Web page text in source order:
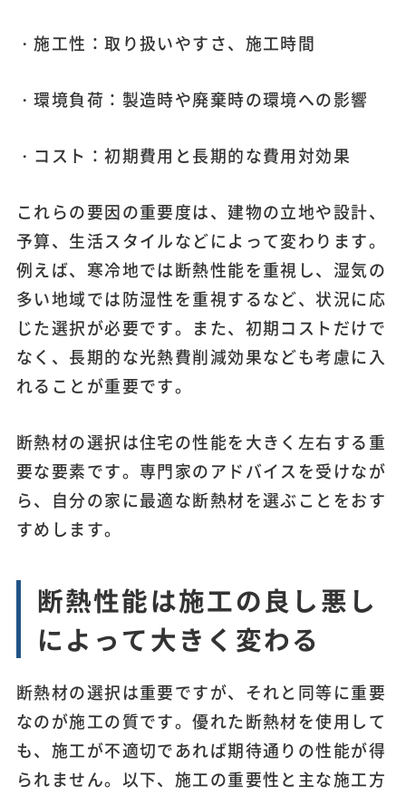
・施工性：取り扱いやすさ、施工時間
・環境負荷：製造時や廃棄時の環境への影響
・コスト：初期費用と長期的な費用対効果
これらの要因の重要度は、建物の立地や設計、
予算、生活スタイルなどによって変わります。
例えば、寒冷地では断熱性能を重視し、湿気の
多い地域では防湿性を重視するなど、状況に応
じた選択が必要です。また、初期コストだけで
なく、長期的な光熱費削減効果なども考慮に入
れることが重要です。
断熱材の選択は住宅の性能を大きく左右する重
要な要素です。専門家のアドバイスを受けなが
ら、自分の家に最適な断熱材を選ぶことをおす
すめします。
断熱性能は施工の良し悪し
によって大きく変わる
断熱材の選択は重要ですが、それと同等に重要
なのが施工の質です。優れた断熱材を使用して
も、施工が不適切であれば期待通りの性能が得
られません。以下、施工の重要性と主な施工方